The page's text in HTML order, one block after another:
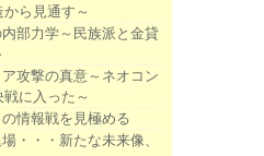
ら見通す～
内部力学～民族派と金貸
攻撃の真意～ネオコン
に入った～
情報戦を見極める
・・・新たな未来像、